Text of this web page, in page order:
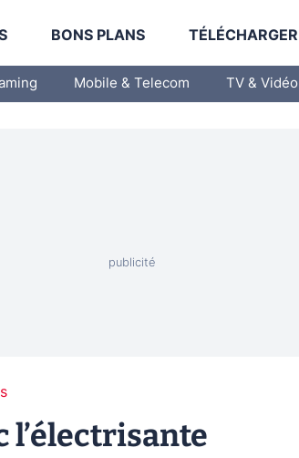
BONS PLANS TÉLÉCHARGER
Mobile & Telecom TV & Vidéo
l’électrisante